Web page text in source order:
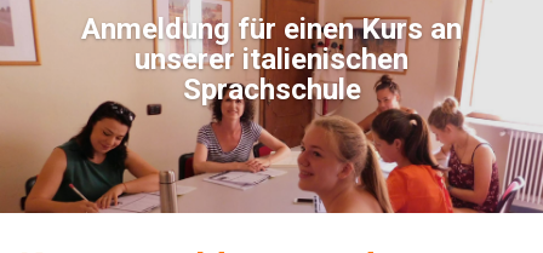
Anmeldung für einen Kurs an
unserer italienischen
Sprachschule